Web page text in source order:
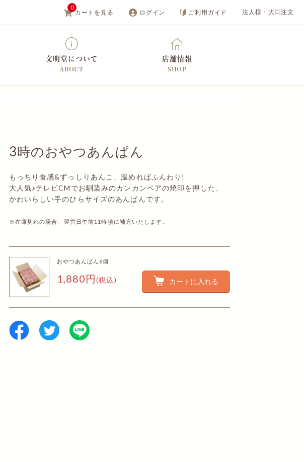
文明堂について
ABOUT
店舗情報
SHOP
カートを見る
0
ログイン ご利用ガイド 法人様・大口注文
3時のおやつあんぱん
もっちり食感&ずっしりあんこ、温めればふんわり!
大人気♪テレビCMでお馴染みのカンカンベアの焼印を押した、
かわいらしい手のひらサイズのあんぱんです。
※在庫切れの場合、翌営日午前11時頃に補充いたします。
おやつあんぱん6個
1,880円(税込) カートに入れる